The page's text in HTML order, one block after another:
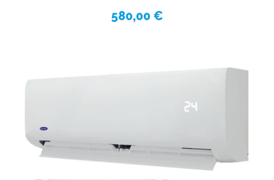
580,00 €